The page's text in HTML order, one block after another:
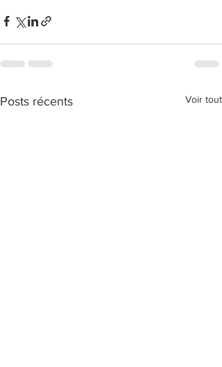
Posts récents Voir tout